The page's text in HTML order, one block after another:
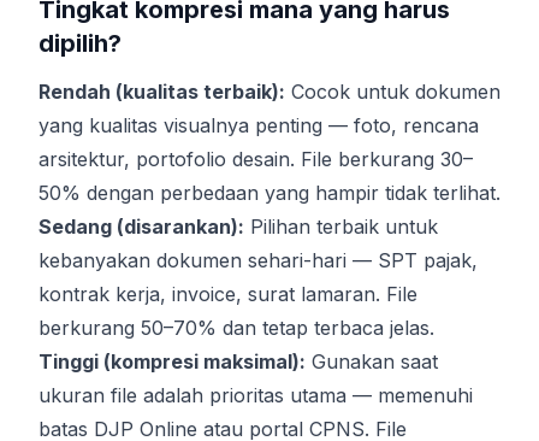
Tingkat kompresi mana yang harus
dipilih?
Rendah (kualitas terbaik): Cocok untuk dokumen
yang kualitas visualnya penting — foto, rencana
arsitektur, portofolio desain. File berkurang 30–
50% dengan perbedaan yang hampir tidak terlihat.
Sedang (disarankan): Pilihan terbaik untuk
kebanyakan dokumen sehari-hari — SPT pajak,
kontrak kerja, invoice, surat lamaran. File
berkurang 50–70% dan tetap terbaca jelas.
Tinggi (kompresi maksimal): Gunakan saat
ukuran file adalah prioritas utama — memenuhi
batas DJP Online atau portal CPNS. File